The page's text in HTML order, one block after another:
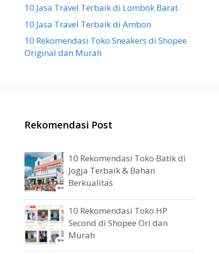
10 Jasa Travel Terbaik di Lombok Barat
10 Jasa Travel Terbaik di Ambon
10 Rekomendasi Toko Sneakers di Shopee
Original dan Murah
Rekomendasi Post
10 Rekomendasi Toko Batik di
Jogja Terbaik & Bahan
Berkualitas
10 Rekomendasi Toko HP
Second di Shopee Ori dan
Murah